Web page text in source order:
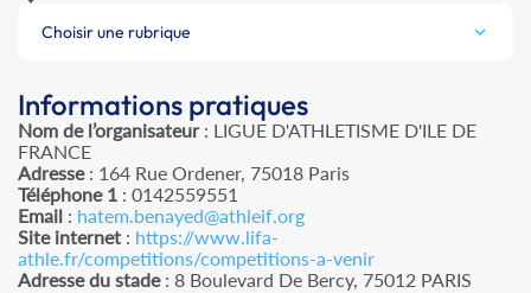
Choisir une rubrique
Informations pratiques
Nom de l’organisateur: LIGUE D'ATHLETISME D'ILE DE
FRANCE
Adresse: 164 Rue Ordener, 75018 Paris
Téléphone 1 : 0142559551
Email : hatem.benayed@athleif.org
Site internet : https://www.lifa-
athle.fr/competitions/competitions-a-venir
Adresse du stade: 8 Boulevard De Bercy, 75012 PARIS